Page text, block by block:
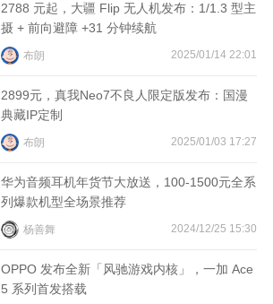
2788 元起，大疆 Flip 无人机发布：1/1.3 型主
摄 + 前向避障 +31 分钟续航
布朗 2025/01/14 22:01
2899元，真我Neo7不良人限定版发布：国漫
典藏IP定制
布朗 2025/01/03 17:27
华为音频耳机年货节大放送，100-1500元全系
列爆款机型全场景推荐
杨善舞 2024/12/25 15:30
OPPO 发布全新「风驰游戏内核」，一加 Ace
5 系列首发搭载